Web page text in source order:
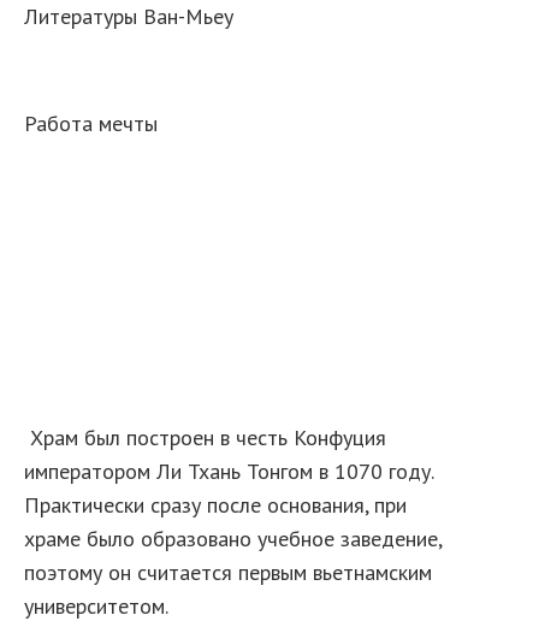
Литературы Ван-Мьеу
Работа мечты
Храм был построен в честь Конфуция
императором Ли Тхань Тонгом в 1070 году.
Практически сразу после основания, при
храме было образовано учебное заведение,
поэтому он считается первым вьетнамским
университетом.